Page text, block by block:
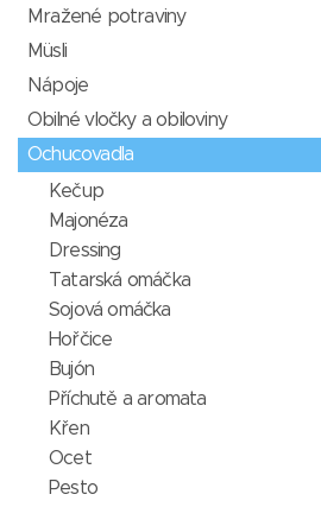
Mražené potraviny
Müsli
Nápoje
Obilné vločky a obiloviny
Ochucovadla
Kečup
Majonéza
Dressing
Tatarská omáčka
Sojová omáčka
Hořčice
Bujón
Příchutě a aromata
Křen
Ocet
Pesto